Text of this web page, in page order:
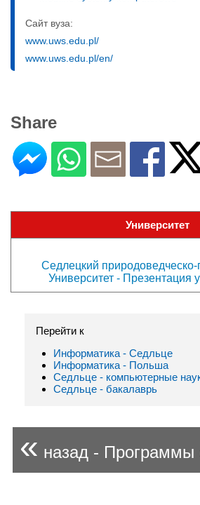
Сайт вуза:
www.uws.edu.pl/
www.uws.edu.pl/en/
Share
Университет
Седлецкий
Университет - Презентация
Перейти к
Информатика - Седльце
Информатика - Польша
Седльце - компьютерныe
Седльце - бакалаврь
« назад - Программы